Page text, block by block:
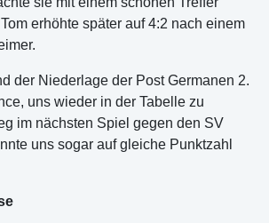
erhöhte später auf 4:2 nach einem
der Niederlage der Post Germanen 2.
uns wieder in der Tabelle zu
im nächsten Spiel gegen den SV
uns sogar auf gleiche Punktzahl